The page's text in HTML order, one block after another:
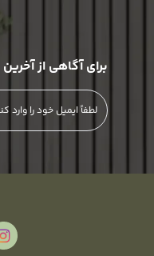
برای آگاهی از